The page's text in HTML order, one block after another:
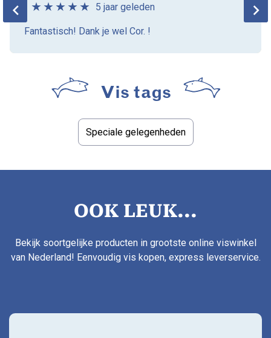
5 jaar geleden
Fantastisch! Dank je wel Cor. !
Vis tags
Speciale gelegenheden
OOK LEUK...
Bekijk soortgelijke producten in grootste online viswinkel
van Nederland! Eenvoudig vis kopen, express leverservice.